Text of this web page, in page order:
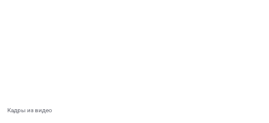
Кадры из видео